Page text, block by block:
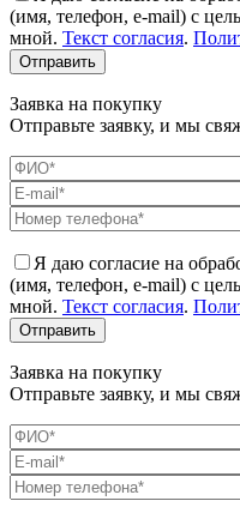
(имя, телефон, e-mail) с
мной. Текст согласия.
Заявка на покупку
Отправьте заявку, и мы
Я даю согласие на
(имя, телефон, e-mail) с
мной. Текст согласия.
Заявка на покупку
Отправьте заявку, и мы